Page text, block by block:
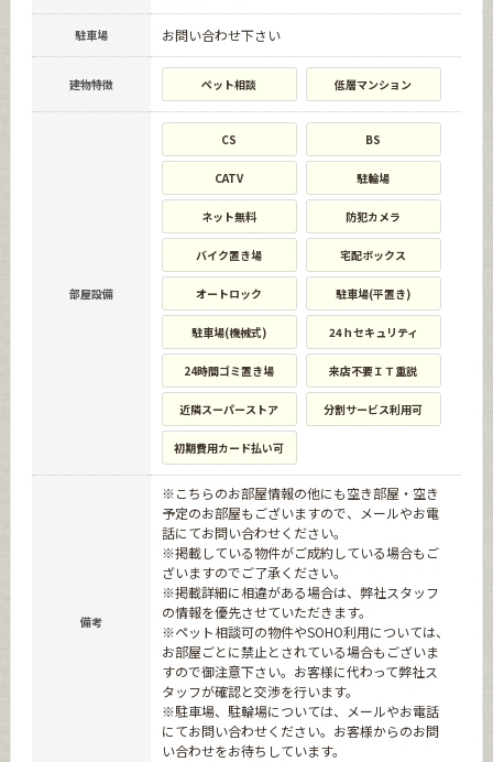
駐車場 お問い合わせ下さい
建物特徴 ペット相談 低層マンション
部屋設備
CS BS
CATV 駐輪場
ネット無料 防犯カメラ
バイク置き場 宅配ボックス
オートロック 駐車場(平置き)
駐車場(機械式) 24ｈセキュリティ
24時間ゴミ置き場 来店不要ＩＴ重説
近隣スーパーストア 分割サービス利用可
初期費用カード払い可
備考
※こちらのお部屋情報の他にも空き部屋・空き
予定のお部屋もございますので、メールやお電
話にてお問い合わせください。
※掲載している物件がご成約している場合もご
ざいますのでご了承ください。
※掲載詳細に相違がある場合は、弊社スタッフ
の情報を優先させていただきます。
※ペット相談可の物件やSOHO利用については、
お部屋ごとに禁止とされている場合もございま
すので御注意下さい。お客様に代わって弊社ス
タッフが確認と交渉を行います。
※駐車場、駐輪場については、メールやお電話
にてお問い合わせください。お客様からのお問
い合わせをお待ちしています。